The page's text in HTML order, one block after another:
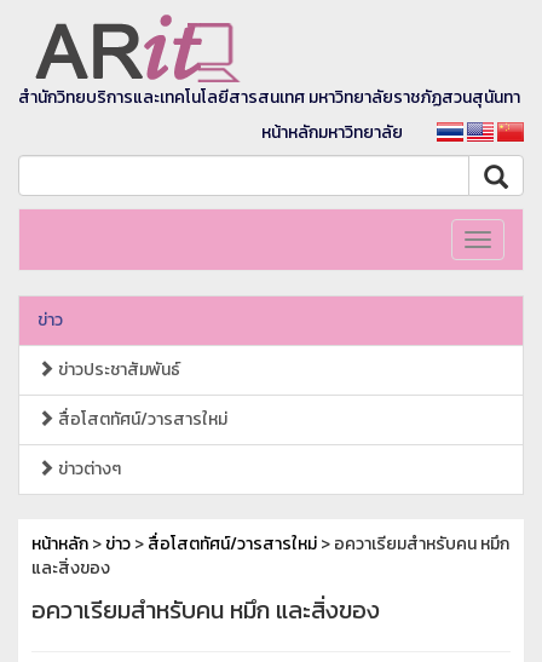
สำนักวิทยบริการและเทคโนโลยีสารสนเทศ มหาวิทยาลัยราชภัฏสวนสุนันทา
หน้าหลักมหาวิทยาลัย
Toggle
ข่าว
ข่าวประชาสัมพันธ์
สื่อโสตทัศน์/วารสารใหม่
ข่าวต่างๆ
หน้าหลัก>ข่าว>สื่อโสตทัศน์/วารสารใหม่> อควาเรียมสำหรับคน หมึก
และสิ่งของ
อควาเรียมสำหรับคน หมึก และสิ่งของ